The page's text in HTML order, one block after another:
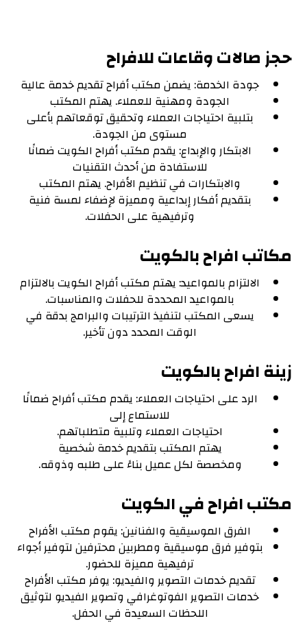
حجز صالات وقاعات للافراح
جودة الخدمة: يضمن مكتب أفراح تقديم خدمة عالية
الجودة ومهنية للعملاء. يهتم المكتب
بتلبية احتياجات العملاء وتحقيق توقعاتهم بأعلى
مستوى من الجودة.
الابتكار والإبداع: يقدم مكتب أفراح الكويت ضمانًا
للاستفادة من أحدث التقنيات
والابتكارات في تنظيم الأفراح. يهتم المكتب
بتقديم أفكار إبداعية ومميزة لإضفاء لمسة فنية
وترفيهية على الحفلات.
مكاتب افراح بالكويت
الالتزام بالمواعيد: يهتم مكتب أفراح الكويت بالالتزام
بالمواعيد المحددة للحفلات والمناسبات.
يسعى المكتب لتنفيذ الترتيبات والبرامج بدقة في
الوقت المحدد دون تأخير.
زينة افراح بالكويت
الرد على احتياجات العملاء: يقدم مكتب أفراح ضمانًا
للاستماع إلى
احتياجات العملاء وتلبية متطلباتهم.
يهتم المكتب بتقديم خدمة شخصية
ومخصصة لكل عميل بناءً على طلبه وذوقه.
مكتب افراح في الكويت
الفرق الموسيقية والفنانين: يقوم مكتب الأفراح
بتوفير فرق موسيقية ومطربين محترفين لتوفير أجواء
ترفيهية مميزة للحضور.
تقديم خدمات التصوير والفيديو: يوفر مكتب الأفراح
خدمات التصوير الفوتوغرافي وتصوير الفيديو لتوثيق
اللحظات السعيدة في الحفل.